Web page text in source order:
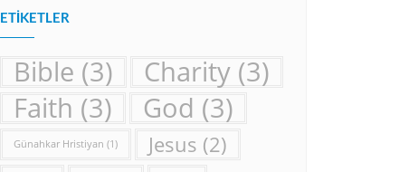
ETIKETLER
Bible (3) Charity (3)
Faith (3) God (3)
Günahkar Hristiyan (1) Jesus (2)